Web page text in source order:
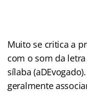
Muito se critica a
com o som da
sílaba
geralmente